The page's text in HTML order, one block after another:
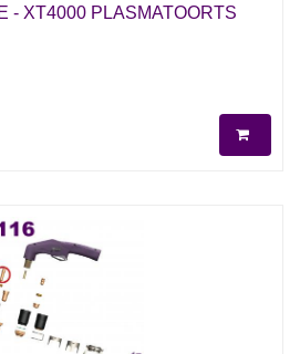
- XT4000 PLASMATOORTS